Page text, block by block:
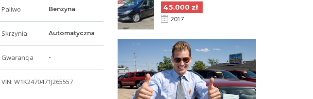
Paliwo Benzyna
Skrzynia Automatyczna
Gwarancja -
VIN: W1K2470471J265557
45.000 zł
2017